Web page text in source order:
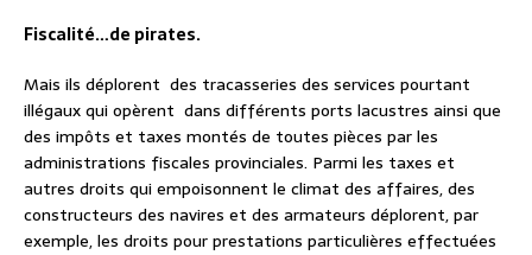
Fiscalité…de pirates.
Mais ils déplorent des tracasseries des services pourtant
illégaux qui opèrent dans différents ports lacustres ainsi que
des impôts et taxes montés de toutes pièces par les
administrations fiscales provinciales. Parmi les taxes et
autres droits qui empoisonnent le climat des affaires, des
constructeurs des navires et des armateurs déplorent, par
exemple, les droits pour prestations particulières effectuées